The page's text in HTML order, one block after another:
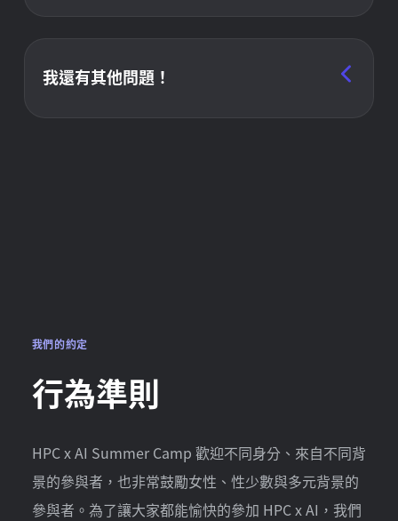
請在繳費後的回填表單中，於備註區塊填寫一起住
的成員名單。上限四人，不可男女混住。
我還有其他問題！
請聯絡 hpcai@lsalab.cs.nthu.edu.tw
我們的約定
行為準則
HPC x AI Summer Camp 歡迎不同身分、來自不同背
景的參與者，也非常鼓勵女性、性少數與多元背景的
參與者。為了讓大家都能愉快的參加 HPC x AI，我們